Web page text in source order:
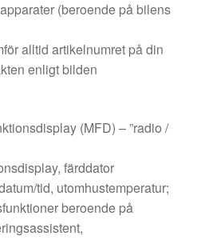
(beroende på bilens
alltid artikelnumret på din
enligt bilden
(MFD) – ”radio /
färddator
tid, utomhustemperatur;
beroende på